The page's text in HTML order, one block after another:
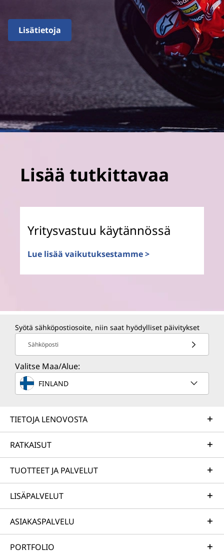
Lisätietoja
Lisää tutkittavaa
Yritysvastuu käytännössä
Lue lisää vaikutuksestamme >
Syötä sähköpostiosoite, niin saat hyödylliset päivitykset
Sähköposti
Valitse Maa/Alue:
FINLAND
TIETOJA LENOVOSTA
RATKAISUT
TUOTTEET JA PALVELUT
LISÄPALVELUT
ASIAKASPALVELU
PORTFOLIO